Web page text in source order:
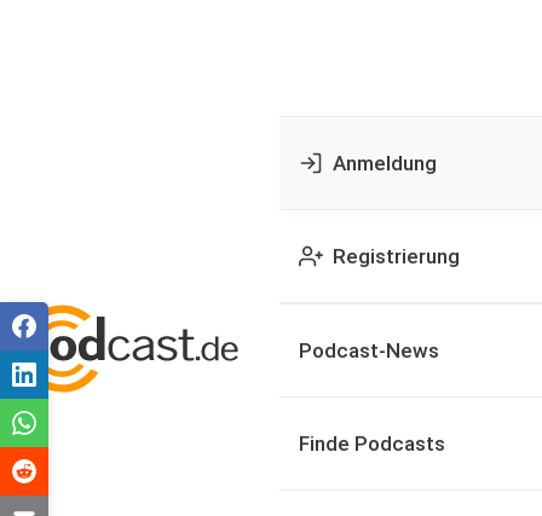
Anmeldung
Registrierung
Podcast-News
Finde Podcasts